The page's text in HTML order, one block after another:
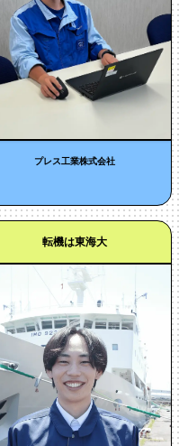
プレス工業株式会社
転機は東海大